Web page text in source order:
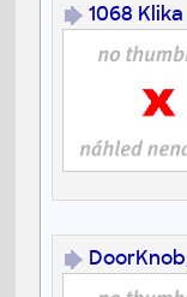
1068 Klika